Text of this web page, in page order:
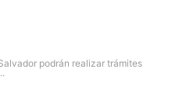
podrán realizar trámites